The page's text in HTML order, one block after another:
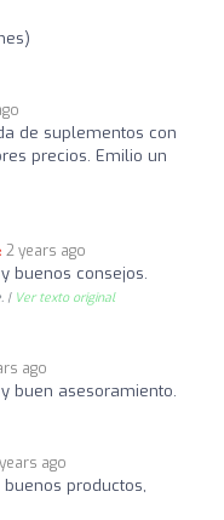
de suplementos con
precios. Emilio un
2 years ago
buenos consejos.
| Ver texto original
ago
buen asesoramiento.
ago
buenos productos,